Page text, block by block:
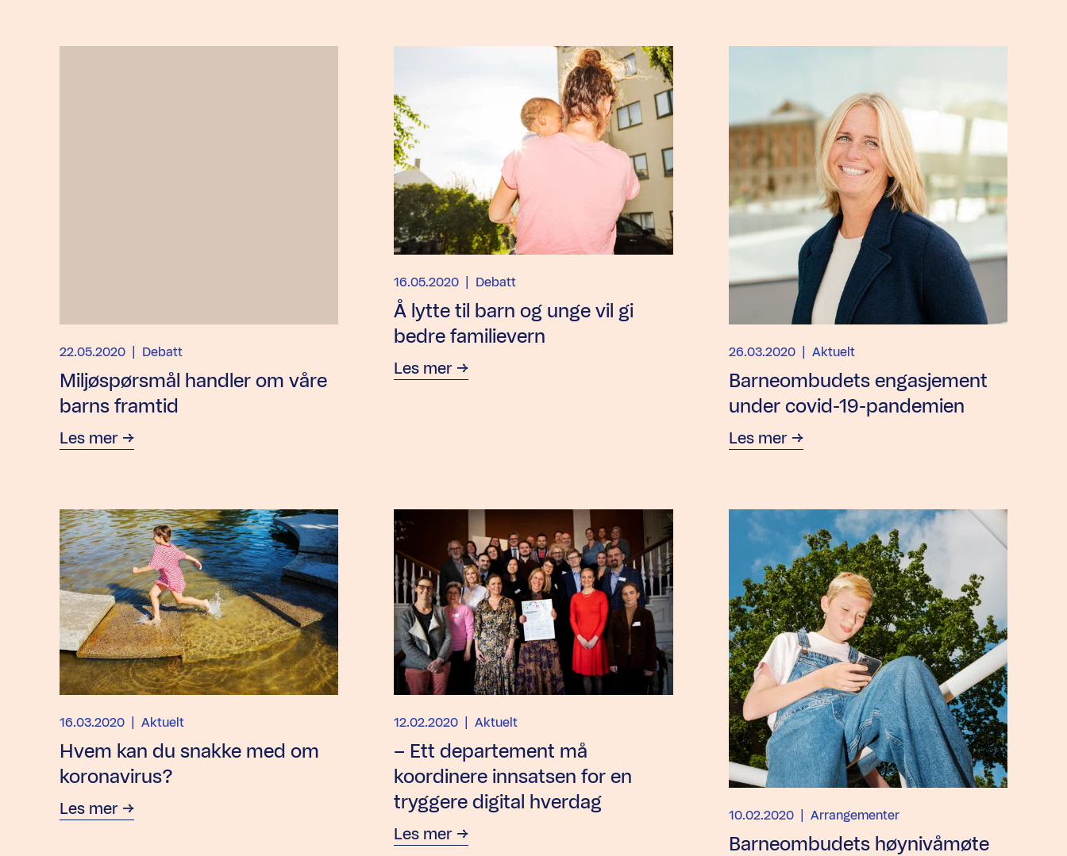
22.05.2020 | Debatt
Miljøspørsmål handler om våre
barns framtid
Les mer
16.05.2020 | Debatt
Å lytte til barn og unge vil gi
bedre familievern
Les mer
26.03.2020| Aktuelt
Barneombudets engasjement
under covid-19-pandemien
Les mer
16.03.2020 | Aktuelt
Hvem kan du snakke med om
koronavirus?
Les mer
12.02.2020 | Aktuelt
– Ett departement må
koordinere innsatsen for en
tryggere digital hverdag
Les mer
10.02.2020| Arrangementer
Barneombudets høynivåmøte